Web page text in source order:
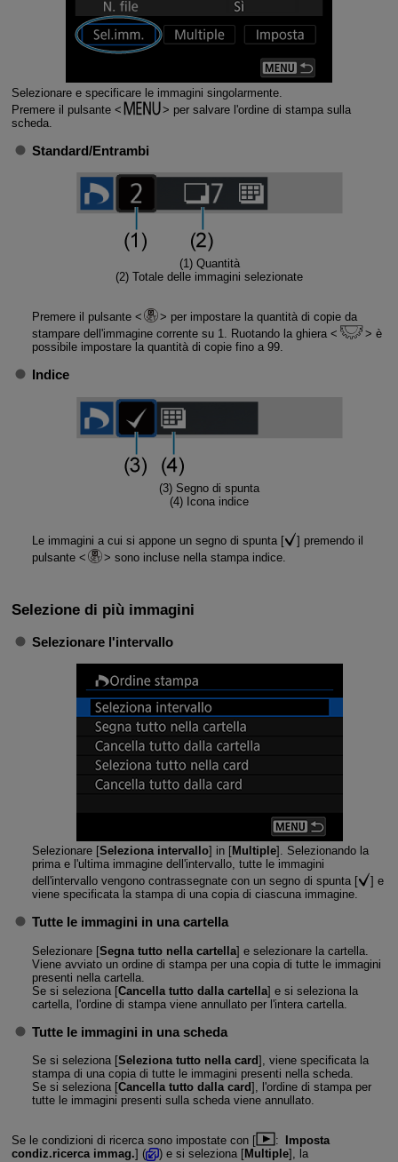
Selezionare e specificare le immagini singolarmente.
Premere il pulsante
per salvare l'ordine di stampa sulla
scheda.
Standard/Entrambi
(1) Quantità
(2) Totale delle immagini selezionate
Premere il pulsante
per impostare la quantità di copie da
stampare dell'immagine corrente su 1. Ruotando la ghiera
è
possibile impostare la quantità di copie fino a 99.
Indice
(3) Segno di spunta
(4) Icona indice
Le immagini a cui si appone un segno di spunta [
] premendo il
pulsante
sono incluse nella stampa indice.
Selezione di più immagini
Selezionare l'intervallo
Selezionare [Seleziona intervallo] in [Multiple]. Selezionando la
prima e l'ultima immagine dell'intervallo, tutte le immagini
dell'intervallo vengono contrassegnate con un segno di spunta [
] e
viene specificata la stampa di una copia di ciascuna immagine.
Tutte le immagini in una cartella
Selezionare [Segna tutto nella cartella] e selezionare la cartella.
Viene avviato un ordine di stampa per una copia di tutte le immagini
presenti nella cartella.
Se si seleziona [Cancella tutto dalla cartella] e si seleziona la
cartella, l'ordine di stampa viene annullato per l'intera cartella.
Tutte le immagini in una scheda
Se si seleziona [Seleziona tutto nella card], viene specificata la
stampa di una copia di tutte le immagini presenti nella scheda.
Se si seleziona [Cancella tutto dalla card], l'ordine di stampa per
tutte le immagini presenti sulla scheda viene annullato.
Se le condizioni di ricerca sono impostate con [ :
Imposta
condiz.ricerca immag.] ( ) e si seleziona [Multiple], la